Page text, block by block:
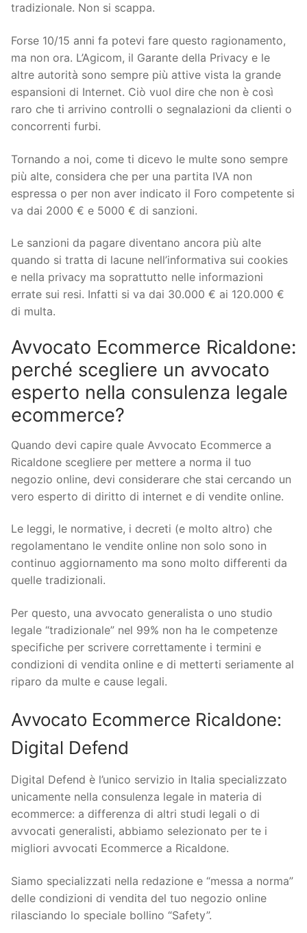
tradizionale. Non si scappa.
Forse 10/15 anni fa potevi fare questo ragionamento,
ma non ora. L’Agicom, il Garante della Privacy e le
altre autorità sono sempre più attive vista la grande
espansioni di Internet. Ciò vuol dire che non è così
raro che ti arrivino controlli o segnalazioni da clienti o
concorrenti furbi.
Tornando a noi, come ti dicevo le multe sono sempre
più alte, considera che per una partita IVA non
espressa o per non aver indicato il Foro competente si
va dai 2000 € e 5000 € di sanzioni.
Le sanzioni da pagare diventano ancora più alte
quando si tratta di lacune nell’informativa sui cookies
e nella privacy ma soprattutto nelle informazioni
errate sui resi. Infatti si va dai 30.000 € ai 120.000 €
di multa.
Avvocato Ecommerce Ricaldone:
perché scegliere un avvocato
esperto nella consulenza legale
ecommerce?
Quando devi capire quale Avvocato Ecommerce a
Ricaldone scegliere per mettere a norma il tuo
negozio online, devi considerare che stai cercando un
vero esperto di diritto di internet e di vendite online.
Le leggi, le normative, i decreti (e molto altro) che
regolamentano le vendite online non solo sono in
continuo aggiornamento ma sono molto differenti da
quelle tradizionali.
Per questo, una avvocato generalista o uno studio
legale “tradizionale” nel 99% non ha le competenze
specifiche per scrivere correttamente i termini e
condizioni di vendita online e di metterti seriamente al
riparo da multe e cause legali.
Avvocato Ecommerce Ricaldone:
Digital Defend
Digital Defend è l’unico servizio in Italia specializzato
unicamente nella consulenza legale in materia di
ecommerce: a differenza di altri studi legali o di
avvocati generalisti, abbiamo selezionato per te i
migliori avvocati Ecommerce a Ricaldone.
Siamo specializzati nella redazione e “messa a norma”
delle condizioni di vendita del tuo negozio online
rilasciando lo speciale bollino “Safety”.